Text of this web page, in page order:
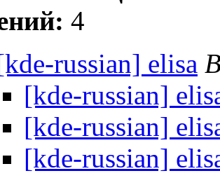
4
russian] elisa
[kde-russian]
[kde-russian]
[kde-russian]